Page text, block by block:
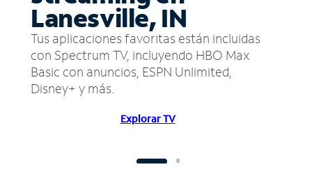
Lanesville, IN
Tus aplicaciones favoritas están incluidas
con Spectrum TV, incluyendo HBO Max
Basic con anuncios, ESPN Unlimited,
Disney+ y más.
Explorar TV